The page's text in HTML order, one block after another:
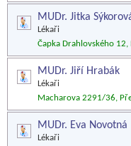
MUDr. Jitka
Lékaři
Čapka Drahlovského 12,
MUDr. Jiří Hrabák
Lékaři
Macharova 2291/36,
MUDr. Eva Novotná
Lékaři